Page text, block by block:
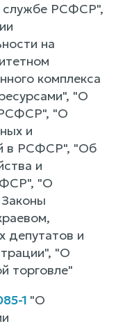
службе РСФСР",
на
комплекса
"О
РСФСР", "О
и
в РСФСР", "Об
и
"О
депутатов и
"О
торговле"
1 "О